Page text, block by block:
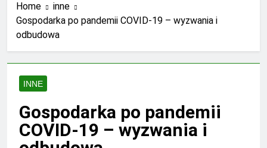
Home
inne
Gospodarka po pandemii COVID-19 – wyzwania i
odbudowa
INNE
Gospodarka po pandemii
COVID-19 – wyzwania i